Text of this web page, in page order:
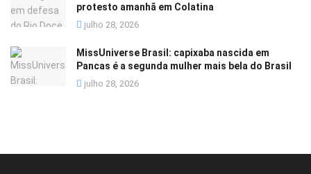
protesto amanhã em Colatina
julho 28, 2026
MissUniverse Brasil: capixaba nascida em
Pancas é a segunda mulher mais bela do Brasil
julho 28, 2026